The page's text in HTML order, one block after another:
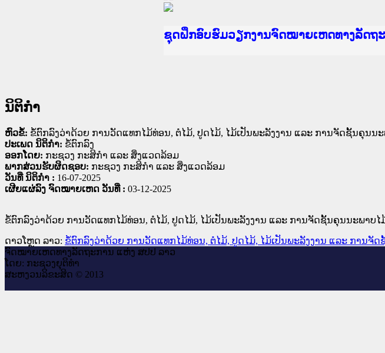
Ministry of Justice Lao PDR
ເຜີຍແຜ່ວັບໄຊຈົດໝາຍເຫດທາງລັດຖະການ
ກະຊວງຍຸຕິທຳ
ຊຸດຝຶກອົບຮົມວຽກງານຈົດໝາຍເຫດທາງລັດຖ
ກອງປະຊຸມທົບທວນຄືນການຈັດຕັ້ງປະຕິບັດວຽ
ຝຶກອົບຮົມ ຜູ່ປະສານງານວຽກງານຈົດໝາຍເຫ
ຝຶກອົບຮົມ ຜູ່ປະສານງານວຽກງານຈົດໝາຍເຫ
ເຜີຍແຜ່ແອັບກົດໝາຍລາວ ແລະ ເວັບໄຊຈົດໝ
ເຜີຍແຜ່ແອັບກົດໝາຍລາວ ແລະ ເວັບໄຊຈົດໝ
ຍົກລະດັບວຽກງານຈົດໝາຍເຫດທາງລັດຖະກ
ຊຸດຝຶກອົບຮົມວຽກງານຈົດໝາຍເຫດທາງລັດຖ
ນິຕິກໍາ
ຫົວຂໍ້: ຂໍ້ຕົກລົງວ່າດ້ວຍ ການວັດແທກໄມ້ທ່ອນ, ຕໍໄມ້, ປູດໄມ້, ໄມ້ເປັນພະລັງງານ ແລະ ການຈັດຊັ້ນຄຸນນ
ປະເພດ ນິຕິກໍາ: ຂໍ້ຕົກລົງ
ອອກໂດຍ: ກະຊວງ ກະສິກຳ ແລະ ສິ່ງແວດລ້ອມ
ພາກສ່ວນຮັບຜິດຊອບ: ກະຊວງ ກະສິກຳ ແລະ ສິ່ງແວດລ້ອມ
ວັນທີ່ ນິຕິກໍາ : 16-07-2025
ເຜີຍແຜ່ລົງ ຈົດໝາຍເຫດ ວັນທີ່ : 03-12-2025
ຂໍ້ຕົກລົງວ່າດ້ວຍ ການວັດແທກໄມ້ທ່ອນ, ຕໍໄມ້, ປູດໄມ້, ໄມ້ເປັນພະລັງງານ ແລະ ການຈັດຊັ້ນຄຸນນະພາບໄ
ດາວໂຫຼດ ລາວ: ຂໍ້ຕົກລົງວ່າດ້ວຍ ການວັດແທກໄມ້ທ່ອນ, ຕໍໄມ້, ປູດໄມ້, ໄມ້ເປັນພະລັງງານ ແລະ ການຈັ
ຈົດ​ໝາຍ​ເຫດ​ທາງ​ລັດ​ຖະ​ການ ແຫ່ງ ສ​ປ​ປ ລາວ
ໂດຍ: ກະ​ຊວງຍຸ​ຕິ​ທຳ
ສະ​ຫງວນ​ລິ​ຂະ​ສິດ © 2013